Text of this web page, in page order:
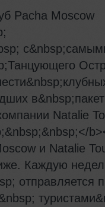
Pacha Moscow
Natalie
и Natalie
Каждую
отправляется